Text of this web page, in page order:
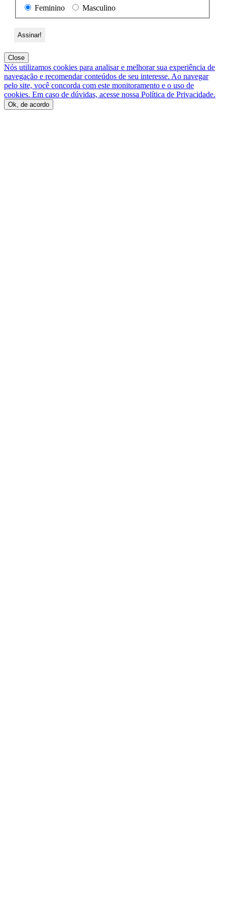
Feminino Masculino
Close
Nós utilizamos cookies para analisar e melhorar sua experiência de
navegação e recomendar conteúdos de seu interesse. Ao navegar
pelo site, você concorda com este monitoramento e o uso de
cookies. Em caso de dúvidas, acesse nossa Política de Privacidade.
Ok, de acordo